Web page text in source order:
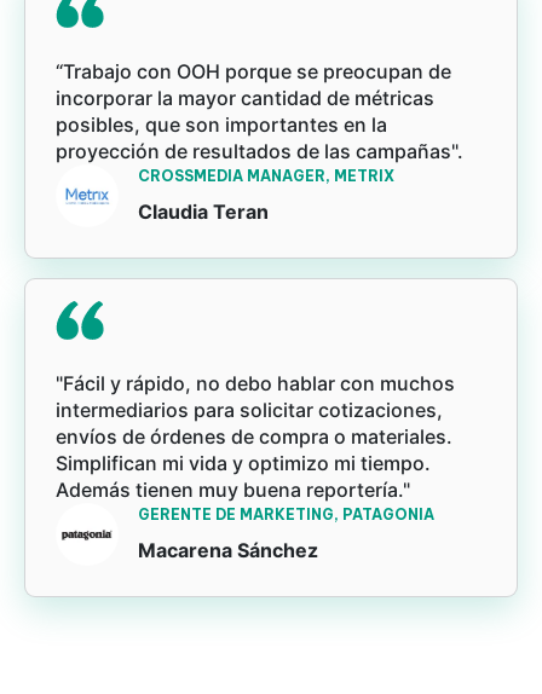
“Trabajo con OOH porque se preocupan de
incorporar la mayor cantidad de métricas
posibles, que son importantes en la
proyección de resultados de las campañas".
CROSSMEDIA MANAGER, METRIX
Claudia Teran
"Fácil y rápido, no debo hablar con muchos
intermediarios para solicitar cotizaciones,
envíos de órdenes de compra o materiales.
Simplifican mi vida y optimizo mi tiempo.
Además tienen muy buena reportería."
GERENTE DE MARKETING, PATAGONIA
Macarena Sánchez